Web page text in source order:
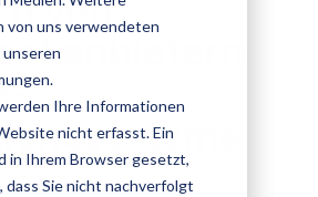
von uns verwendeten
unseren
Ihre Informationen
nicht erfasst. Ein
in Ihrem Browser gesetzt,
dass Sie nicht nachverfolgt
Test Factory Services
Testautomatisierung
Testberatung
Testmanagement